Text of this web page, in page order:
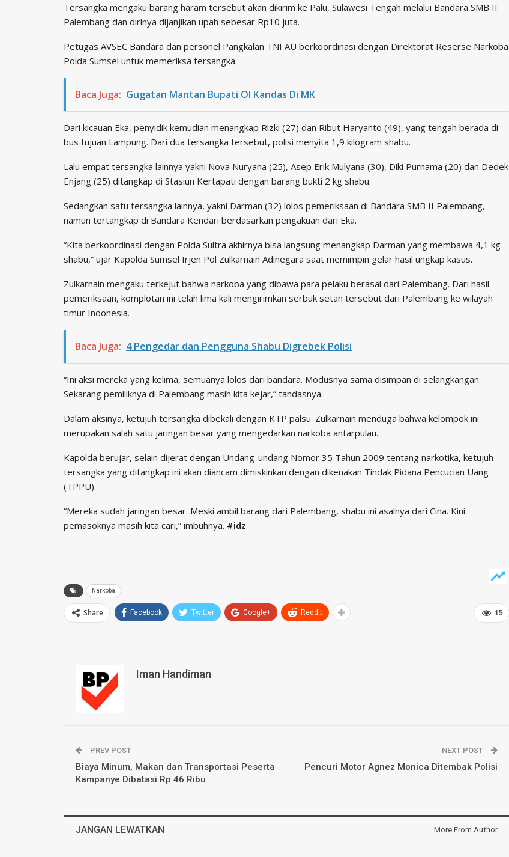
Tersangka mengaku barang haram tersebut akan dikirim ke Palu, Sulawesi Tengah melalui Bandara SMB II
Palembang dan dirinya dijanjikan upah sebesar Rp10 juta.
Petugas AVSEC Bandara dan personel Pangkalan TNI AU berkoordinasi dengan Direktorat Reserse Narkoba
Polda Sumsel untuk memeriksa tersangka.
Baca Juga: Gugatan Mantan Bupati OI Kandas Di MK
Dari kicauan Eka, penyidik kemudian menangkap Rizki (27) dan Ribut Haryanto (49), yang tengah berada di
bus tujuan Lampung. Dari dua tersangka tersebut, polisi menyita 1,9 kilogram shabu.
Lalu empat tersangka lainnya yakni Nova Nuryana (25), Asep Erik Mulyana (30), Diki Purnama (20) dan Dedek
Enjang (25) ditangkap di Stasiun Kertapati dengan barang bukti 2 kg shabu.
Sedangkan satu tersangka lainnya, yakni Darman (32) lolos pemeriksaan di Bandara SMB II Palembang,
namun tertangkap di Bandara Kendari berdasarkan pengakuan dari Eka.
“Kita berkoordinasi dengan Polda Sultra akhirnya bisa langsung menangkap Darman yang membawa 4,1 kg
shabu,” ujar Kapolda Sumsel Irjen Pol Zulkarnain Adinegara saat memimpin gelar hasil ungkap kasus.
Zulkarnain mengaku terkejut bahwa narkoba yang dibawa para pelaku berasal dari Palembang. Dari hasil
pemeriksaan, komplotan ini telah lima kali mengirimkan serbuk setan tersebut dari Palembang ke wilayah
timur Indonesia.
Baca Juga: 4 Pengedar dan Pengguna Shabu Digrebek Polisi
“Ini aksi mereka yang kelima, semuanya lolos dari bandara. Modusnya sama disimpan di selangkangan.
Sekarang pemiliknya di Palembang masih kita kejar,” tandasnya.
Dalam aksinya, ketujuh tersangka dibekali dengan KTP palsu. Zulkarnain menduga bahwa kelompok ini
merupakan salah satu jaringan besar yang mengedarkan narkoba antarpulau.
Kapolda berujar, selain dijerat dengan Undang-undang Nomor 35 Tahun 2009 tentang narkotika, ketujuh
tersangka yang ditangkap ini akan diancam dimiskinkan dengan dikenakan Tindak Pidana Pencucian Uang
(TPPU).
“Mereka sudah jaringan besar. Meski ambil barang dari Palembang, shabu ini asalnya dari Cina. Kini
pemasoknya masih kita cari,” imbuhnya. #idz
Narkoba
15
Share Facebook Twitter Google+ ReddIt
Iman Handiman
PREV POST
Biaya Minum, Makan dan Transportasi Peserta
Kampanye Dibatasi Rp 46 Ribu
NEXT POST
Pencuri Motor Agnez Monica Ditembak Polisi
JANGAN LEWATKAN More From Author